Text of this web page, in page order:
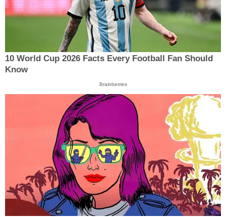
10 World Cup 2026 Facts Every Football Fan Should
Know
Brainberries